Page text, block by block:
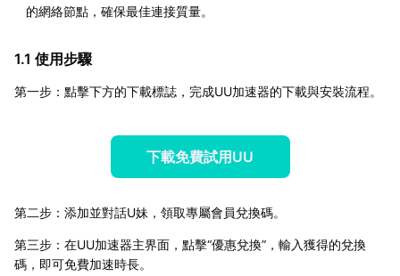
的網絡節點，確保最佳連接質量。
1.1 使用步驟
第一步：點擊下方的下載標誌，完成UU加速器的下載與安裝流程。
下載免費試用UU
第二步：添加並對話U妹，領取專屬會員兌換碼。
第三步：在UU加速器主界面，點擊“優惠兌換”，輸入獲得的兌換
碼，即可免費加速時長。